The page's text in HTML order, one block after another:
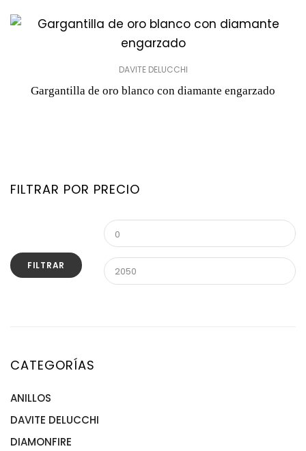
DAVITE DELUCCHI
Gargantilla de oro blanco con diamante engarzado
FILTRAR POR PRECIO
FILTRAR
CATEGORÍAS
ANILLOS
ANILLOS ACERO
ANILLOS DE ORO
DAVITE DELUCCHI
DIAMONFIRE